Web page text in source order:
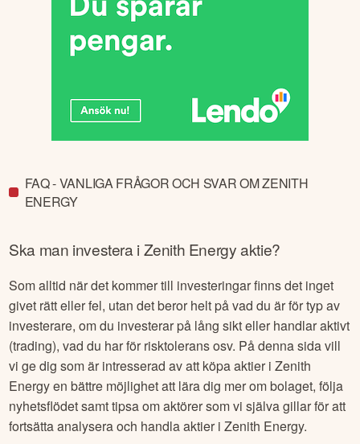
FAQ - VANLIGA FRÅGOR OCH SVAR OM ZENITH
ENERGY
Ska man investera iZenith Energyaktie?
Som alltid när det kommer till investeringar finns det inget
givet rätt eller fel, utan det beror helt på vad du är för typ av
investerare, om du investerar på lång sikt eller handlar aktivt
(trading), vad du har för risktolerans osv. På denna sida vill
vi ge dig som är intresserad av att köpa aktier iZenith
Energyen bättre möjlighet att lära dig mer om bolaget, följa
nyhetsflödet samt tipsa om aktörer som vi själva gillar för att
fortsätta analysera och handla aktier iZenith Energy.